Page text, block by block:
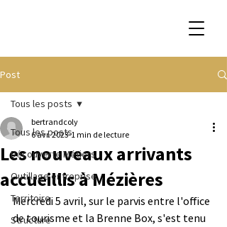
Post
Tous les posts
Découverte Métiers
Outillage entreprise
Territoire
Structure
Tous les posts
Les nouveaux arrivants
accueillis à Mézières
bertrandcoly
6 avr. 2023 1 min de lecture
Mercredi 5 avril, sur le parvis entre l'office
de tourisme et la Brenne Box, s'est tenu